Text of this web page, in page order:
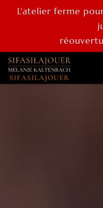
L'atelier ferme
SIFASILAJOUER